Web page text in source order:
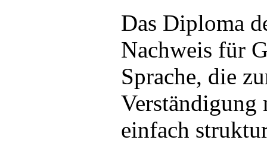
Das Diploma
Nachweis für
Sprache, die
Verständigung
einfach